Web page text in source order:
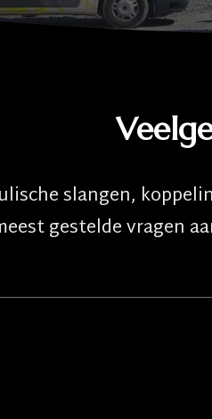
slangen,
gestelde vragen